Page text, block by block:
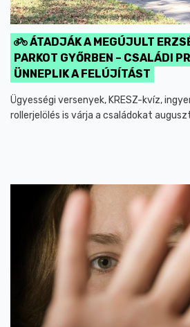
ÁTADJÁK A MEGÚJULT
PARKOT GYŐRBEN – CSALÁDI
ÜNNEPLIK A FELÚJÍTÁST
Ügyességi versenyek, KRESZ-kvíz,
rollerjelölés is várja a családokat